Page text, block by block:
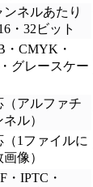
ンネルあたり
・32ビット
・CMYK・
グレースケー
（アルファチ
ル）
（1ファイルに
像）
・IPTC・